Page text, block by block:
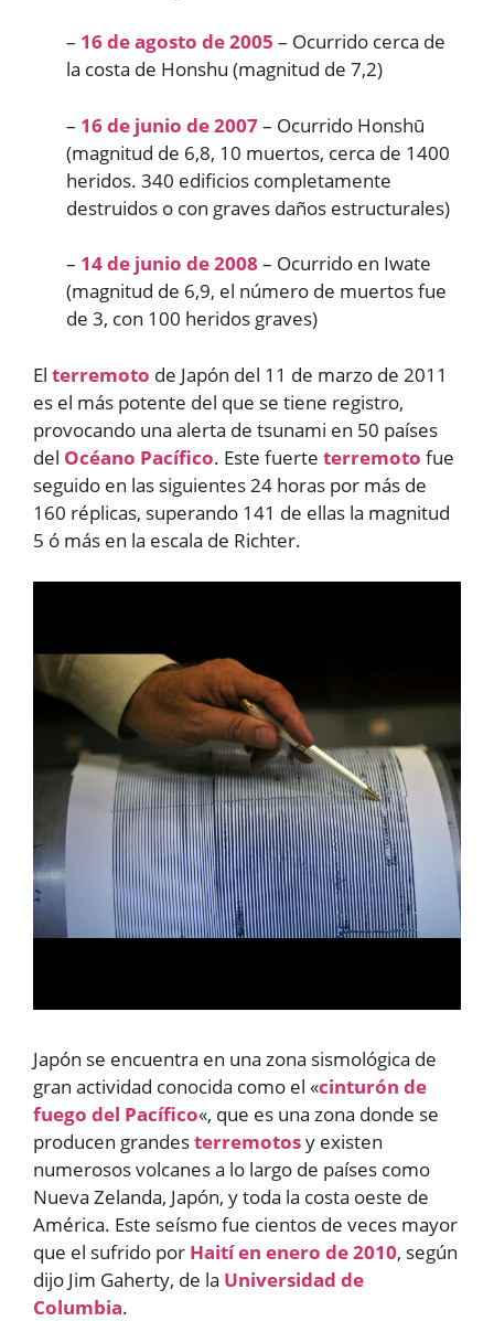
– 16 de agosto de 2005 – Ocurrido cerca de
la costa de Honshu (magnitud de 7,2)
– 16 de junio de 2007– Ocurrido Honshū
(magnitud de 6,8, 10 muertos, cerca de 1400
heridos. 340 edificios completamente
destruidos o con graves daños estructurales)
– 14 de junio de 2008 – Ocurrido en Iwate
(magnitud de 6,9, el número de muertos fue
de 3, con 100 heridos graves)
El terremoto de Japón del 11 de marzo de 2011
es el más potente del que se tiene registro,
provocando una alerta de tsunami en 50 países
del Océano Pacífico. Este fuerte terremoto fue
seguido en las siguientes 24 horas por más de
160 réplicas, superando 141 de ellas la magnitud
5 ó más en la escala de Richter.
Japón se encuentra en una zona sismológica de
gran actividad conocida como el «cinturón de
fuego del Pacífico«, que es una zona donde se
producen grandesterremotosy existen
numerosos volcanes a lo largo de países como
Nueva Zelanda, Japón, y toda la costa oeste de
América. Este seísmo fue cientos de veces mayor
que el sufrido por Haití en enero de 2010, según
dijo Jim Gaherty, de la Universidad de
Columbia.